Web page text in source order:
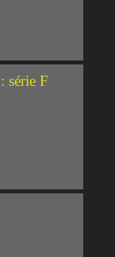
série F